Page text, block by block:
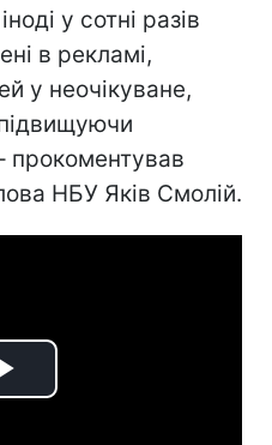
у сотні разів
в рекламі,
у неочікуване,
прокоментував
НБУ Яків Смолій.
Play